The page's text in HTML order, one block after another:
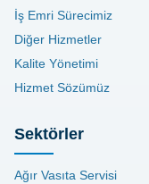
İş Emri Sürecimiz
Diğer Hizmetler
Kalite Yönetimi
Hizmet Sözümüz
Sektörler
Ağır Vasıta Servisi